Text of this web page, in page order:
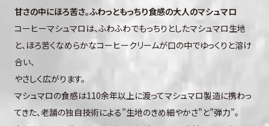
甘さの中にほろ苦さ。ふわっともっちり食感の大人のマシュマロ
コーヒーマシュマロは、ふわふわでもっちりとしたマシュマロ生地
と、ほろ苦くなめらかなコーヒークリームが口の中でゆっくりと溶け
合い、
やさしく広がります。
マシュマロの食感は110余年以上に渡ってマシュマロ製造に携わっ
てきた、老舗の独自技術による”生地のきめ細やかさ”と”弾力”。